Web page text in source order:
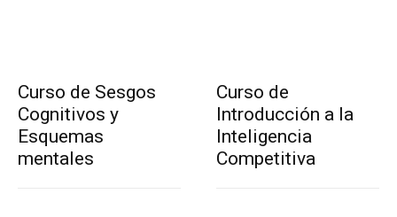
Curso de Sesgos
Cognitivos y
Esquemas
mentales
Curso de
Introducción a la
Inteligencia
Competitiva